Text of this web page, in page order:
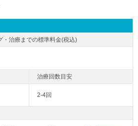
2-4回